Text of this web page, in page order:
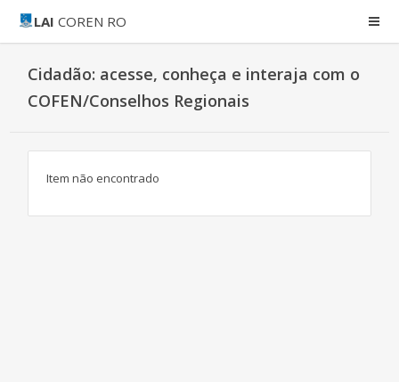
LAI COREN RO
Cidadão: acesse, conheça e interaja com o
COFEN/Conselhos Regionais
Item não encontrado